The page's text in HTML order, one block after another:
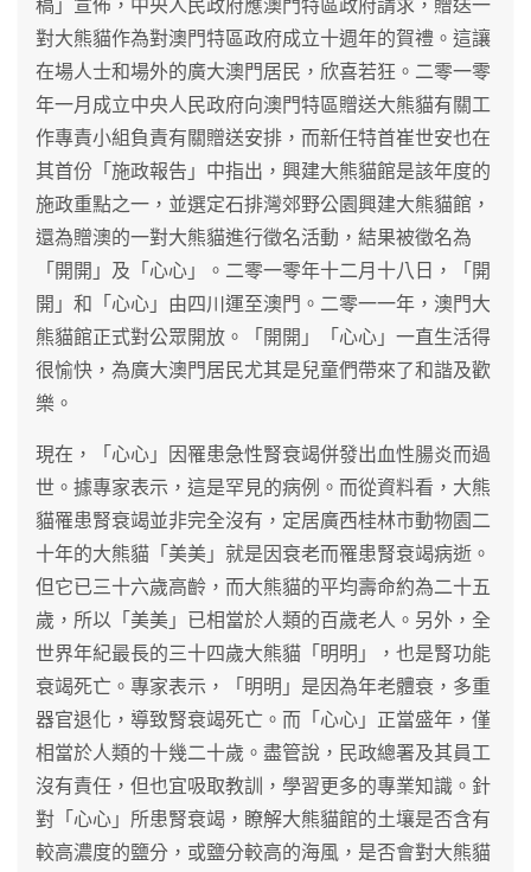
稿」宣佈，中央人民政府應澳門特區政府請求，贈送一
對大熊貓作為對澳門特區政府成立十週年的賀禮。這讓
在場人士和場外的廣大澳門居民，欣喜若狂。二零一零
年一月成立中央人民政府向澳門特區贈送大熊貓有關工
作專責小組負責有關贈送安排，而新任特首崔世安也在
其首份「施政報告」中指出，興建大熊貓館是該年度的
施政重點之一，並選定石排灣郊野公園興建大熊貓館，
還為贈澳的一對大熊貓進行徵名活動，結果被徵名為
「開開」及「心心」。二零一零年十二月十八日，「開
開」和「心心」由四川運至澳門。二零一一年，澳門大
熊貓館正式對公眾開放。「開開」「心心」一直生活得
很愉快，為廣大澳門居民尤其是兒童們帶來了和諧及歡
樂。
現在，「心心」因罹患急性腎衰竭併發出血性腸炎而過
世。據專家表示，這是罕見的病例。而從資料看，大熊
貓罹患腎衰竭並非完全沒有，定居廣西桂林市動物園二
十年的大熊貓「美美」就是因衰老而罹患腎衰竭病逝。
但它已三十六歲高齡，而大熊貓的平均壽命約為二十五
歲，所以「美美」已相當於人類的百歲老人。另外，全
世界年紀最長的三十四歲大熊貓「明明」，也是腎功能
衰竭死亡。專家表示，「明明」是因為年老體衰，多重
器官退化，導致腎衰竭死亡。而「心心」正當盛年，僅
相當於人類的十幾二十歲。盡管說，民政總署及其員工
沒有責任，但也宜吸取教訓，學習更多的專業知識。針
對「心心」所患腎衰竭，瞭解大熊貓館的土壤是否含有
較高濃度的鹽分，或鹽分較高的海風，是否會對大熊貓